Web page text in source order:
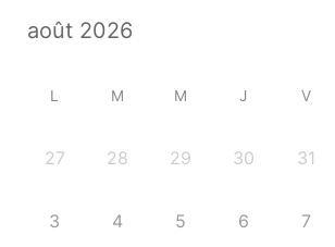
L M M J V
27 28 29 30 31
3 4 5 6 7